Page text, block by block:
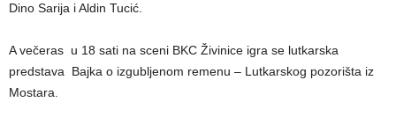
Dino Sarija i Aldin Tucić.
A večeras u 18 sati na sceni BKC Živinice igra se lutkarska
predstava Bajka o izgubljenom remenu – Lutkarskog pozorišta iz
Mostara.